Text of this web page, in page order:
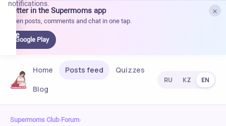
×
Better in the Supermoms app
Open posts, comments and chat in one tap.
Google Play
notifications.
Home Posts feed
Quizzes
Blog
RU KZ EN
Supermoms Club›Forum›